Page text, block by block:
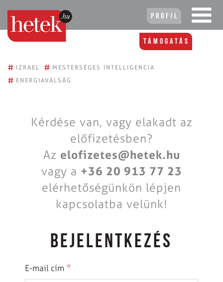
Profil
Támogatás
# IZRAEL # MESTERSÉGES INTELLIGENCIA
# ENERGIAVÁLSÁG
Kérdése van, vagy elakadt az
előfizetésben?
Az elofizetes@hetek.hu
vagy a +36 20 913 77 23
elérhetőségünkön lépjen
kapcsolatba velünk!
BEJELENTKEZÉS
E-mail cím *